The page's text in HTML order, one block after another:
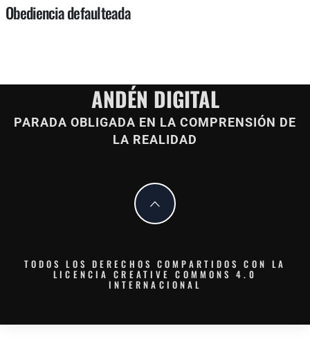
Obediencia defaulteada
ANDÉN DIGITAL
PARADA OBLIGADA EN LA COMPRENSIÓN DE
LA REALIDAD
TODOS LOS DERECHOS COMPARTIDOS CON LA
LICENCIA CREATIVE COMMONS 4.0
INTERNACIONAL